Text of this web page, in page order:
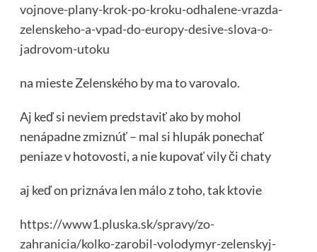
vojnove-plany-krok-po-kroku-odhalene-vrazda-
zelenskeho-a-vpad-do-europy-desive-slova-o-
jadrovom-utoku
na mieste Zelenského by ma to varovalo.
Aj keď si neviem predstaviť ako by mohol
nenápadne zmiznúť – mal si hlupák ponechať
peniaze v hotovosti, a nie kupovať vily či chaty
aj keď on priznáva len málo z toho, tak ktovie
https://www1.pluska.sk/spravy/zo-
zahranicia/kolko-zarobil-volodymyr-zelenskyj-